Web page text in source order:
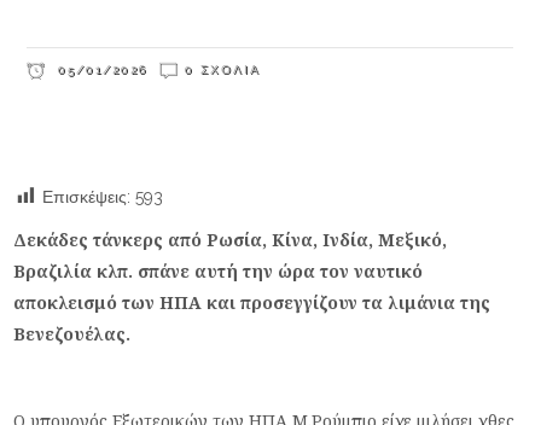
05/01/2026 0 ΣΧΌΛΙΑ
Επισκέψεις: 593
Δεκάδες τάνκερς από Ρωσία, Κίνα, Ινδία, Μεξικό,
Βραζιλία κλπ. σπάνε αυτή την ώρα τον ναυτικό
αποκλεισμό των ΗΠΑ και προσεγγίζουν τα λιμάνια της
Βενεζουέλας.